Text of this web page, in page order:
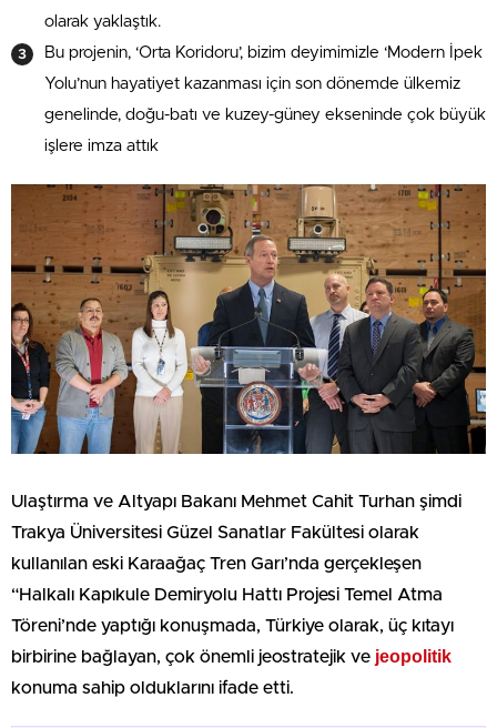
olarak yaklaştık.
Bu projenin, ‘Orta Koridoru’, bizim deyimimizle ‘Modern İpek
Yolu’nun hayatiyet kazanması için son dönemde ülkemiz
genelinde, doğu-batı ve kuzey-güney ekseninde çok büyük
işlere imza attık
Ulaştırma ve Altyapı Bakanı Mehmet Cahit Turhan şimdi
Trakya Üniversitesi Güzel Sanatlar Fakültesi olarak
kullanılan eski Karaağaç Tren Garı’nda gerçekleşen
“Halkalı Kapıkule Demiryolu Hattı Projesi Temel Atma
Töreni’nde yaptığı konuşmada, Türkiye olarak, üç kıtayı
birbirine bağlayan, çok önemli jeostratejik ve jeopolitik
konuma sahip olduklarını ifade etti.